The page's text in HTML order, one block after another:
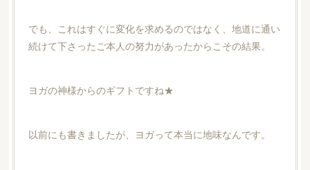
でも、これはすぐに変化を求めるのではなく、地道に通い
続けて下さったご本人の努力があったからこその結果。
ヨガの神様からのギフトですね★
以前にも書きましたが、ヨガって本当に地味なんです。